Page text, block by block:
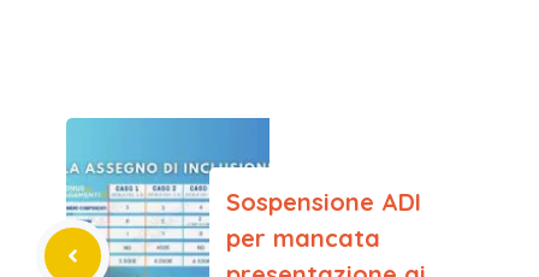
Sospensione ADI
per mancata